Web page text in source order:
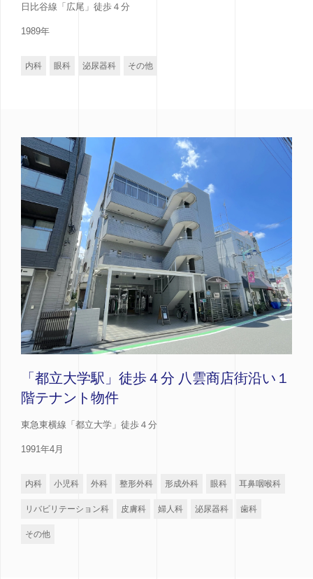
日比谷線「広尾」徒歩４分
1989年
内科 眼科 泌尿器科 その他
「都立大学駅」徒歩４分 八雲商店街沿い１
階テナント物件
東急東横線「都立大学」徒歩４分
1991年4月
内科 小児科 外科 整形外科 形成外科 眼科 耳鼻咽喉科
リバビリテーション科 皮膚科 婦人科 泌尿器科 歯科
その他